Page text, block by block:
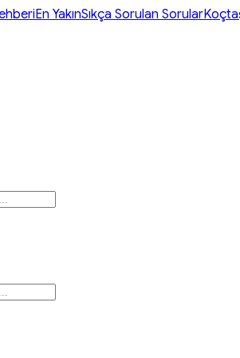
En YakınSıkça Sorulan Sorular